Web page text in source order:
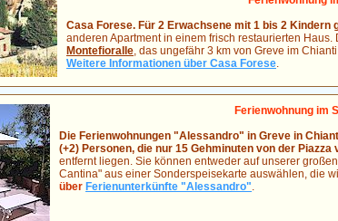
Casa Forese. Für 2 Erwachsene mit 1 bis 2 Kindern
anderen Apartment in einem frisch restaurierten
Montefioralle, das ungefähr 3 km von Greve im
Weitere Informationen über Casa Forese.
Ferienwohnung im
Die Ferienwohnungen "Alessandro" in Greve in
(+2) Personen, die nur 15 Gehminuten von der
entfernt liegen. Sie können entweder auf unserer
Cantina" aus einer Sonderspeisekarte auswählen, die
über Ferienunterkünfte "Alessandro".